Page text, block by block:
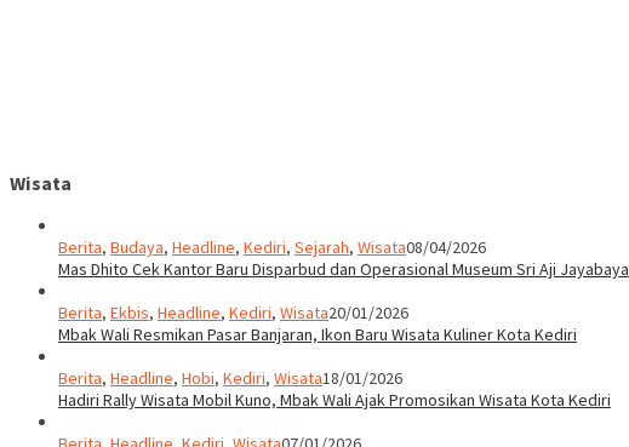
Wisata
Berita, Budaya, Headline, Kediri, Sejarah, Wisata08/04/2026
Mas Dhito Cek Kantor Baru Disparbud dan Operasional Museum Sri Aji Jayabaya
Berita, Ekbis, Headline, Kediri, Wisata20/01/2026
Mbak Wali Resmikan Pasar Banjaran, Ikon Baru Wisata Kuliner Kota Kediri
Berita, Headline, Hobi, Kediri, Wisata18/01/2026
Hadiri Rally Wisata Mobil Kuno, Mbak Wali Ajak Promosikan Wisata Kota Kediri